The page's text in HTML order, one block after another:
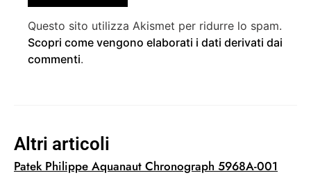
Altri articoli
Patek Philippe Aquanaut Chronograph 5968A-001
Questo sito utilizza Akismet per ridurre lo spam.
Scopri come vengono elaborati i dati derivati dai
commenti.